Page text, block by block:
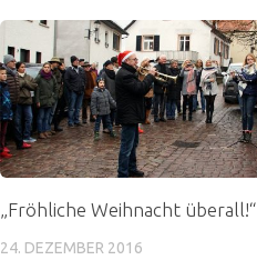
„Fröhliche Weihnacht überall!“
24. DEZEMBER 2016